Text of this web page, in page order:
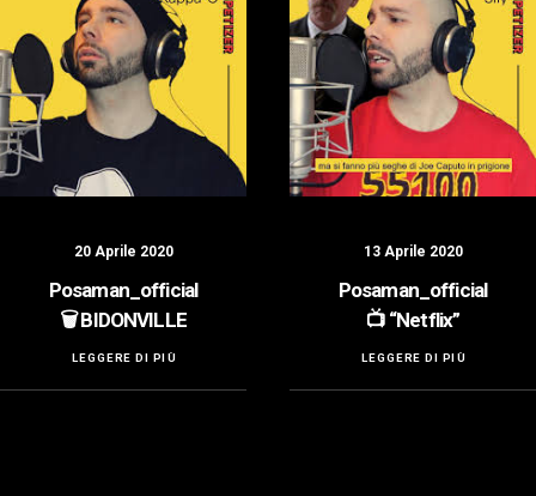
20 Aprile 2020
Posaman_official
🗑️ BIDONVILLE
LEGGERE DI PIÙ
13 Aprile 2020
Posaman_official
📺 “Netflix”
LEGGERE DI PIÙ